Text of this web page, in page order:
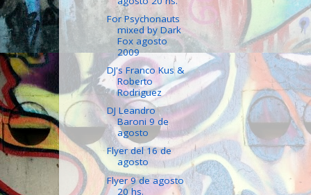
For Psychonauts
mixed by Dark
Fox agosto
2009
DJ's Franco Kus &
Roberto
Rodriguez
DJ Leandro
Baroni 9 de
agosto
Flyer del 16 de
agosto
Flyer 9 de agosto
20 hs.